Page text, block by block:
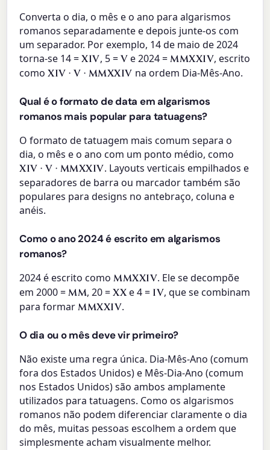
Converta o dia, o mês e o ano para algarismos
romanos separadamente e depois junte-os com
um separador. Por exemplo, 14 de maio de 2024
torna-se 14 =XIV, 5 =Ve 2024 =MMXXIV, escrito
comoXIV · V · MMXXIV na ordem Dia-Mês-Ano.
Qual é o formato de data em algarismos
romanos mais popular para tatuagens?
O formato de tatuagem mais comum separa o
dia, o mês e o ano com um ponto médio, como
XIV · V · MMXXIV. Layouts verticais empilhados e
separadores de barra ou marcador também são
populares para designs no antebraço, coluna e
anéis.
Como o ano 2024 é escrito em algarismos
romanos?
2024 é escrito comoMMXXIV. Ele se decompõe
em 2000 =MM, 20 =XXe 4 = IV, que se combinam
para formarMMXXIV.
O dia ou o mês deve vir primeiro?
Não existe uma regra única. Dia-Mês-Ano (comum
fora dos Estados Unidos) e Mês-Dia-Ano (comum
nos Estados Unidos) são ambos amplamente
utilizados para tatuagens. Como os algarismos
romanos não podem diferenciar claramente o dia
do mês, muitas pessoas escolhem a ordem que
simplesmente acham visualmente melhor.